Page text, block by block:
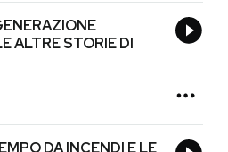
ALTRE STORIE DI
DA INCENDI E LE